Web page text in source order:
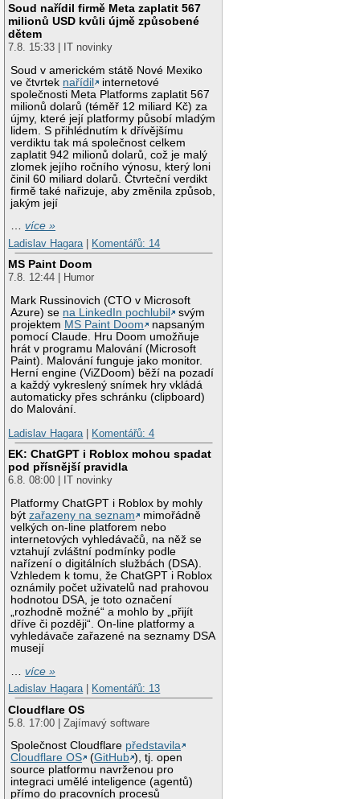
Soud nařídil firmě Meta zaplatit 567
milionů USD kvůli újmě způsobené
dětem
7.8. 15:33 | IT novinky
Soud v americkém státě Nové Mexiko
ve čtvrtek nařídil
internetové
společnosti Meta Platforms zaplatit 567
milionů dolarů (téměř 12 miliard Kč) za
újmy, které její platformy působí mladým
lidem. S přihlédnutím k dřívějšímu
verdiktu tak má společnost celkem
zaplatit 942 milionů dolarů, což je malý
zlomek jejího ročního výnosu, který loni
činil 60 miliard dolarů. Čtvrteční verdikt
firmě také nařizuje, aby změnila způsob,
jakým její
…více »
Ladislav Hagara
Komentářů: 14
MS Paint Doom
7.8. 12:44 | Humor
Mark Russinovich (CTO v Microsoft
Azure) se na LinkedIn pochlubil
svým
projektem MS Paint Doom
napsaným
pomocí Claude. Hru Doom umožňuje
hrát v programu Malování (Microsoft
Paint). Malování funguje jako monitor.
Herní engine (ViZDoom) běží na pozadí
a každý vykreslený snímek hry vkládá
automaticky přes schránku (clipboard)
do Malování.
Ladislav Hagara | Komentářů: 4
EK: ChatGPT i Roblox mohou spadat
pod přísnější pravidla
6.8. 08:00 | IT novinky
Platformy ChatGPT i Roblox by mohly
býtzařazeny na seznam
mimořádně
velkých on-line platforem nebo
internetových vyhledávačů, na něž se
vztahují zvláštní podmínky podle
nařízení o digitálních službách (DSA).
Vzhledem k tomu, že ChatGPT i Roblox
oznámily počet uživatelů nad prahovou
hodnotou DSA, je toto označení
„rozhodně možné“ a mohlo by „přijít
dříve či později“. On-line platformy a
vyhledávače zařazené na seznamy DSA
musejí
…více »
Ladislav Hagara| Komentářů: 13
Cloudflare OS
5.8. 17:00 | Zajímavý software
Společnost Cloudflare představila
Cloudflare OS
(GitHub ), tj. open
source platformu navrženou pro
integraci umělé inteligence (agentů)
přímo do pracovních procesů